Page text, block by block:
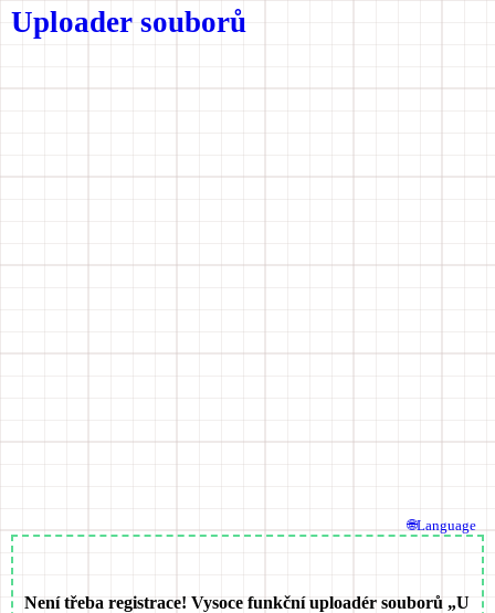
Uploader souborů
Není třeba registrace! Vysoce funkční uploadér souborů „U
🌐Language